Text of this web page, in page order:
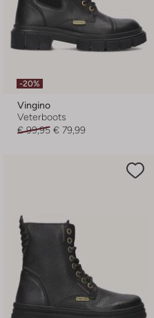
-20%
Vingino
Veterboots
€ 99,95 € 79,99